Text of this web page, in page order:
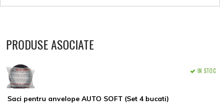
PRODUSE ASOCIATE
Saci pentru anvelope AUTO SOFT (Set 4 bucati)
IN STOC